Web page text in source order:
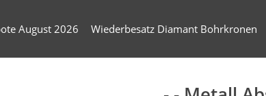
August 2026 Wiederbesatz Diamant Bohrkronen